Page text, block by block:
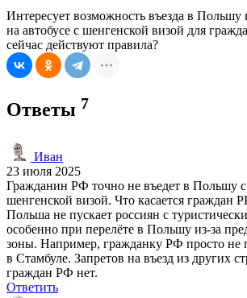
Интересует возможность въезда в Польшу
на автобусе с шенгенской визой для
сейчас действуют правила?
Ответы 7
Иван
23 июля 2025
Гражданин РФ точно не въедет в Польшу
шенгенской визой. Что касается граждан
Польша не пускает россиян с
особенно при перелёте в Польшу из-за
зоны. Например, гражданку РФ просто не
в Стамбуле. Запретов на въезд из других
граждан РФ нет.
Ответить